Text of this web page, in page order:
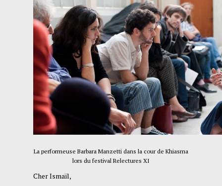
La performeuse Barbara Manzetti dans la cour de Khiasma
lors du festival Relectures XI
Cher Ismaïl,